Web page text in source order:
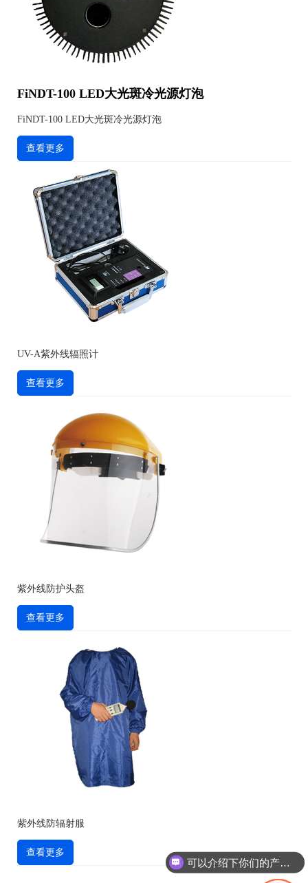
FiNDT-100 LED大光斑冷光源灯泡
FiNDT-100 LED大光斑冷光源灯泡
查看更多
UV-A紫外线辐照计
查看更多
紫外线防护头盔
查看更多
紫外线防辐射服
查看更多
可以介绍下你们的产品么